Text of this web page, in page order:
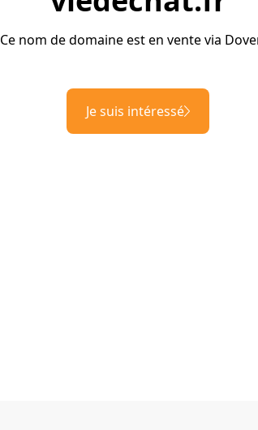
Ce nom de domaine est en vente via
Je suis intéressé